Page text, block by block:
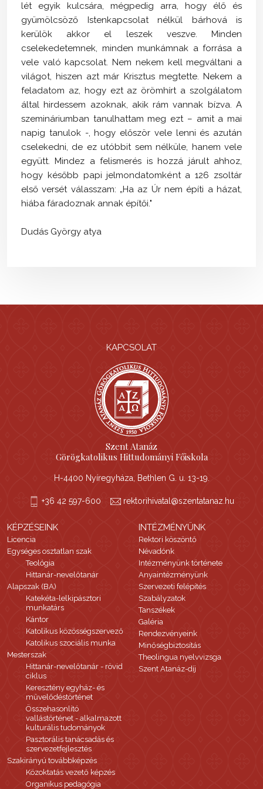
lét egyik kulcsára, mégpedig arra, hogy élő és
gyümölcsöző Istenkapcsolat nélkül bárhová is
kerülök akkor el leszek veszve. Minden
cselekedetemnek, minden munkámnak a forrása a
vele való kapcsolat. Nem nekem kell megváltani a
világot, hiszen azt már Krisztus megtette. Nekem a
feladatom az, hogy ezt az örömhírt a szolgálatom
által hirdessem azoknak, akik rám vannak bízva. A
szemináriumban tanulhattam meg ezt – amit a mai
napig tanulok -, hogy először vele lenni és azután
cselekedni, de ez utóbbit sem nélküle, hanem vele
együtt. Mindez a felismerés is hozzá járult ahhoz,
hogy később papi jelmondatomként a 126 zsoltár
első versét válasszam: „Ha az Úr nem építi a házat,
hiába fáradoznak annak építői."
Dudás György atya
KAPCSOLAT
Szent Atanáz
Görögkatolikus Hittudományi Főiskola
H-4400 Nyíregyháza, Bethlen G. u. 13-19.
+36 42 597-600 rektorihivatal@szentatanaz.hu
KÉPZÉSEINK
Licencia
Egységes osztatlan szak
Teológia
Hittanár-nevelőtanár
Alapszak (BA)
Katekéta-lelkipásztori
munkatárs
Kántor
Katolikus közösségszervező
Katolikus szociális munka
Mesterszak
Hittanár-nevelőtanár - rövid
ciklus
Keresztény egyház- és
művelődéstörténet
Összehasonlító
vallástörténet - alkalmazott
kulturális tudományok
Pasztorális tanácsadás és
szervezetfejlesztés
Szakirányú továbbképzés
Közoktatás vezető képzés
Organikus pedagógia
INTÉZMÉNYÜNK
Rektori köszöntő
Névadónk
Intézményünk története
Anyaintézményünk
Szervezeti felépítés
Szabályzatok
Tanszékek
Galéria
Rendezvényeink
Minőségbiztosítás
Theolingua nyelvvizsga
Szent Atanáz-díj